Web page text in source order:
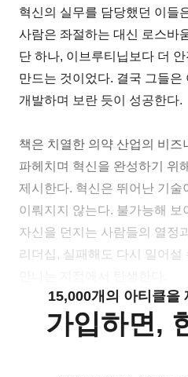
혁신의 실무를 담당했던 이들
사람은 좌절하는 대신 로스바
단 하나, 이브루티닙보다 더
만드는 것이었다. 결국 그들은
개발하며 보란 듯이 성공한다.
책은 치열한 의약 산업의 비즈
파헤치며 혁신을 완성하기 위
제시한다. 혁신은 뛰어난 기술
이뤄지지 않는다. 불가능해 보
자신을 던지는 사람들의 열정
리더십, 실패해도 다시 일어설
15,000개의 아티클을
가입하면,